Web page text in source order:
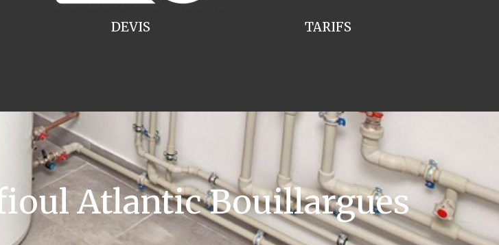
TARIFS
DEVIS
Atlantic Bouillargues